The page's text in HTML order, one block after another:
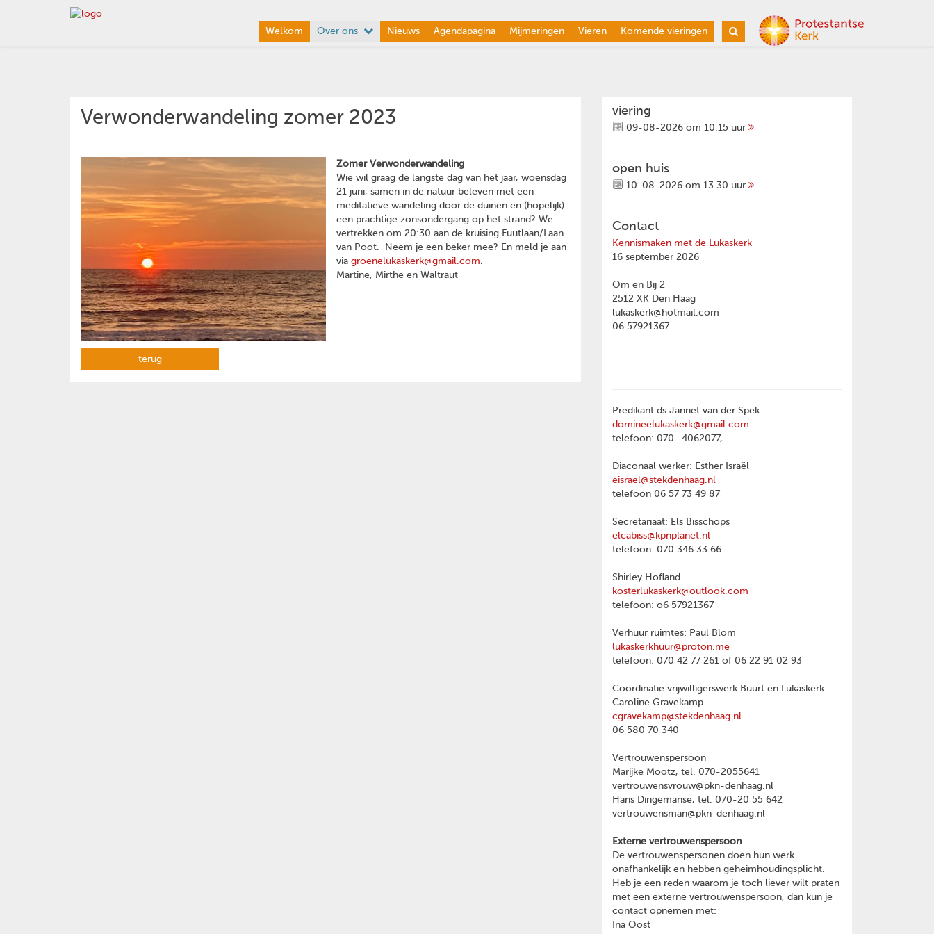
Welkom Over ons Nieuws Agendapagina Mijmeringen Vieren Komende vieringen
Verwonderwandeling zomer 2023
Zomer Verwonderwandeling
Wie wil graag de langste dag van het jaar, woensdag
21 juni, samen in de natuur beleven met een
meditatieve wandeling door de duinen en (hopelijk)
een prachtige zonsondergang op het strand? We
vertrekken om 20:30 aan de kruising Fuutlaan/Laan
van Poot. Neem je een beker mee? En meld je aan
via groenelukaskerk@gmail.com.
Martine, Mirthe en Waltraut
terug
viering
09-08-2026 om 10.15 uur
open huis
10-08-2026 om 13.30 uur
Contact
Kennismaken met de Lukaskerk
16 september 2026
Om en Bij 2
2512 XK Den Haag
lukaskerk@hotmail.com
06 57921367
Predikant:ds Jannet van der Spek
domineelukaskerk@gmail.com
telefoon: 070- 4062077,
Diaconaal werker: Esther Israël
eisrael@stekdenhaag.nl
telefoon 06 57 73 49 87
Secretariaat: Els Bisschops
elcabiss@kpnplanet.nl
telefoon: 070 346 33 66
Shirley Hofland
kosterlukaskerk@outlook.com
telefoon: o6 57921367
Verhuur ruimtes: Paul Blom
lukaskerkhuur@proton.me
telefoon: 070 42 77 261 of 06 22 91 02 93
Coordinatie vrijwilligerswerk Buurt en Lukaskerk
Caroline Gravekamp
cgravekamp@stekdenhaag.nl
06 580 70 340
Vertrouwenspersoon
Marijke Mootz, tel. 070-2055641
vertrouwensvrouw@pkn-denhaag.nl
Hans Dingemanse, tel. 070-20 55 642
vertrouwensman@pkn-denhaag.nl
Externe vertrouwenspersoon
De vertrouwenspersonen doen hun werk
onafhankelijk en hebben geheimhoudingsplicht.
Heb je een reden waarom je toch liever wilt praten
met een externe vertrouwenspersoon, dan kun je
contact opnemen met:
Ina Oost